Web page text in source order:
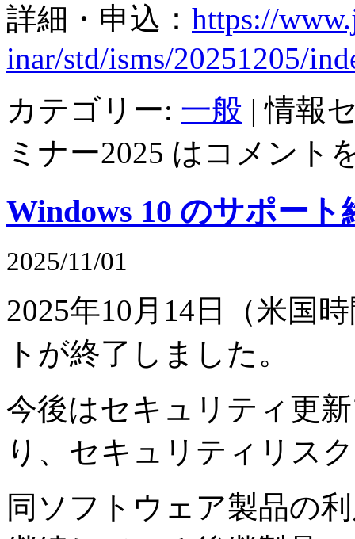
詳細・申込： https://
inar/std/isms/20251205/
カテゴリー: 一般 |情報
ミナー2025 は コメント
Windows 10 のサポー
2025/11/01
2025年10 月 14 日（米国
トが終了しました。
今後はセキュリティ更
り、 セキュリティリス
同ソフトウェア製品の